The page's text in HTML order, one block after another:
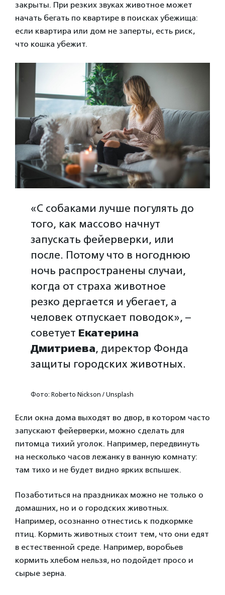
закрыты. При резких звуках животное может
начать бегать по квартире в поисках убежища:
если квартира или дом не заперты, есть риск,
что кошка убежит.
«С собаками лучше погулять до
того, как массово начнут
запускать фейерверки, или
после. Потому что в ногоднюю
ночь распространены случаи,
когда от страха животное
резко дергается и убегает, а
человек отпускает поводок», –
советует Екатерина
Дмитриева, директор Фонда
защиты городских животных.
Фото: Roberto Nickson / Unsplash
Если окна дома выходят во двор, в котором часто
запускают фейерверки, можно сделать для
питомца тихий уголок. Например, передвинуть
на несколько часов лежанку в ванную комнату:
там тихо и не будет видно ярких вспышек.
Позаботиться на праздниках можно не только о
домашних, но и о городских животных.
Например, осознанно отнестись к подкормке
птиц. Кормить животных стоит тем, что они едят
в естественной среде. Например, воробьев
кормить хлебом нельзя, но подойдет просо и
сырые зерна.